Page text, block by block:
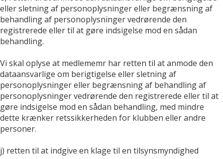
eller sletning af personoplysninger eller begrænsning af
behandling af personoplysninger vedrørende den
registrerede eller til at gøre indsigelse mod en sådan
behandling.
Vi skal oplyse at medlememr har retten til at anmode den
dataansvarlige om berigtigelse eller sletning af
personoplysninger eller begrænsning af behandling af
personoplysninger vedrørende den registrerede eller til at
gøre indsigelse mod en sådan behandling, med mindre
dette krænker retssikkerheden for klubben eller andre
personer.
j) retten til at indgive en klage til en tilsynsmyndighed